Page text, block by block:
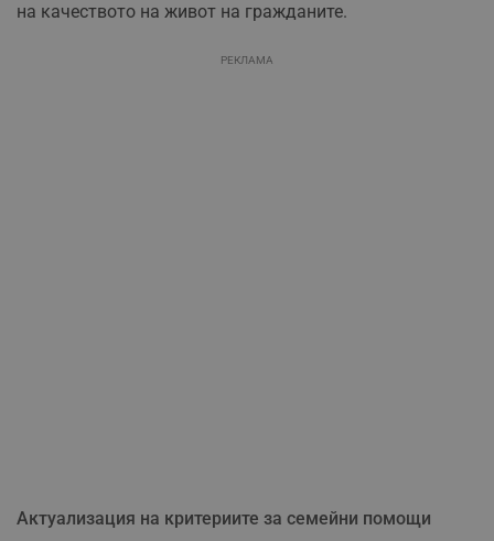
на качеството на живот на гражданите.
РЕКЛАМА
Актуализация на критериите за семейни помощи